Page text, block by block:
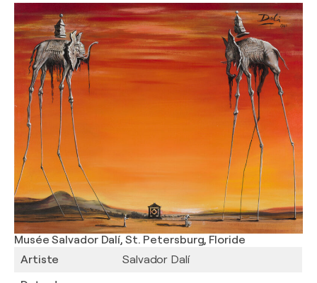
Musée Salvador Dalí, St. Petersburg, Floride
Artiste
Salvador Dalí